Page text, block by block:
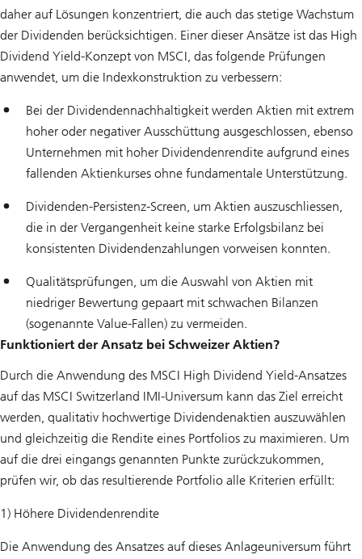
daher auf Lösungen konzentriert, die auch das stetige Wachstum
der Dividenden berücksichtigen. Einer dieser Ansätze ist das High
Dividend Yield-Konzept von MSCI, das folgende Prüfungen
anwendet, um die Indexkonstruktion zu verbessern:
Bei der Dividendennachhaltigkeit werden Aktien mit extrem
hoher oder negativer Ausschüttung ausgeschlossen, ebenso
Unternehmen mit hoher Dividendenrendite aufgrund eines
fallenden Aktienkurses ohne fundamentale Unterstützung.
Dividenden-Persistenz-Screen, um Aktien auszuschliessen,
die in der Vergangenheit keine starke Erfolgsbilanz bei
konsistenten Dividendenzahlungen vorweisen konnten.
Qualitätsprüfungen, um die Auswahl von Aktien mit
niedriger Bewertung gepaart mit schwachen Bilanzen
(sogenannte Value-Fallen) zu vermeiden.
Funktioniert der Ansatz bei Schweizer Aktien?
Durch die Anwendung des MSCI High Dividend Yield-Ansatzes
auf das MSCI Switzerland IMI-Universum kann das Ziel erreicht
werden, qualitativ hochwertige Dividendenaktien auszuwählen
und gleichzeitig die Rendite eines Portfolios zu maximieren. Um
auf die drei eingangs genannten Punkte zurückzukommen,
prüfen wir, ob das resultierende Portfolio alle Kriterien erfüllt:
1) Höhere Dividendenrendite
Die Anwendung des Ansatzes auf dieses Anlageuniversum führt